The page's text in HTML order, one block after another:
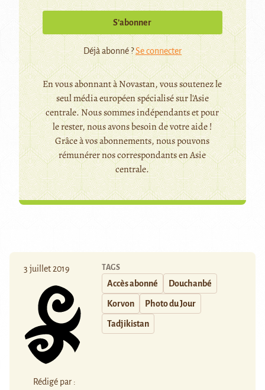
S’abonner
Déjà abonné ?Se connecter
En vous abonnant à Novastan, vous soutenez le
seul média européen spécialisé sur l'Asie
centrale. Nous sommes indépendants et pour
le rester, nous avons besoin de votre aide !
Grâce à vos abonnements, nous pouvons
rémunérer nos correspondants en Asie
centrale.
3 juillet 2019
Rédigé par :
TAGS
Accès abonné Douchanbé
Korvon Photo du Jour
Tadjikistan